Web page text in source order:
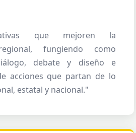
que mejoren la
fungiendo como
debate y diseño e
acciones que partan de lo
estatal y nacional."